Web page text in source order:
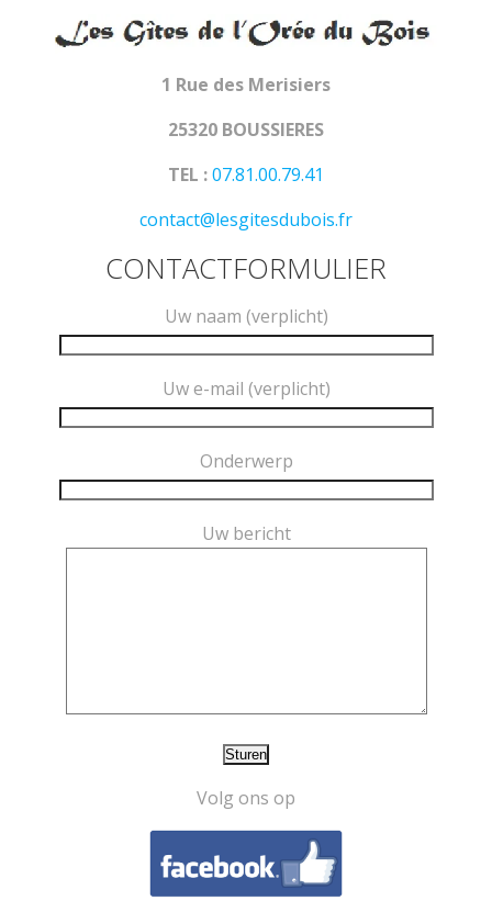
1 Rue des Merisiers
25320 BOUSSIERES
TEL :07.81.00.79.41
contact@lesgitesdubois.fr
CONTACTFORMULIER
Uw naam (verplicht)
Uw e-mail (verplicht)
Onderwerp
Uw bericht
Volg ons op